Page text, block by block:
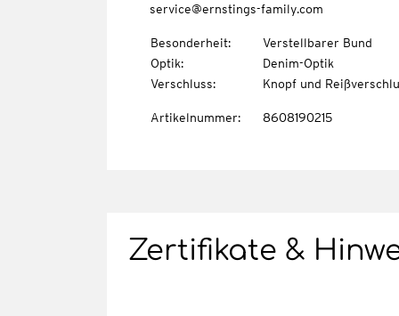
service@ernstings-family.com
Besonderheit:
Verstellbarer Bund
Optik:
Denim-Optik
Verschluss: Knopf und
Artikelnummer: 8608190215
Zertifikate &